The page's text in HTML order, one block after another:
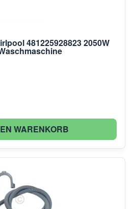
481225928823 2050W
WARENKORB